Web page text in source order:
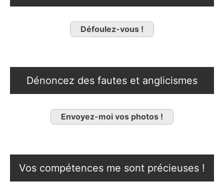
Défoulez-vous !
Dénoncez des fautes et anglicismes
Envoyez-moi vos photos !
Vos compétences me sont précieuses !